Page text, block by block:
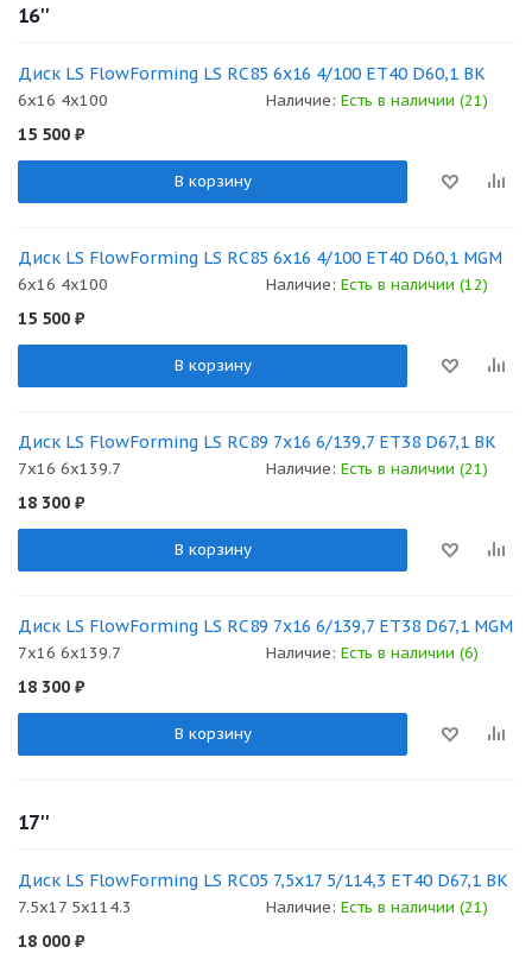
16''
Диск LS FlowForming LS RC85 6x16 4/100 ET40 D60,1 BK
6x16 4x100 Наличие: Есть в наличии (21)
15 500 ₽
В корзину
Диск LS FlowForming LS RC85 6x16 4/100 ET40 D60,1 MGM
6x16 4x100 Наличие: Есть в наличии (12)
15 500 ₽
В корзину
Диск LS FlowForming LS RC89 7x16 6/139,7 ET38 D67,1 BK
7x16 6x139.7 Наличие: Есть в наличии (21)
18 300 ₽
В корзину
Диск LS FlowForming LS RC89 7x16 6/139,7 ET38 D67,1 MGM
7x16 6x139.7 Наличие: Есть в наличии (6)
18 300 ₽
В корзину
17''
Диск LS FlowForming LS RC05 7,5x17 5/114,3 ET40 D67,1 BK
7.5x17 5x114.3 Наличие: Есть в наличии (21)
18 000 ₽